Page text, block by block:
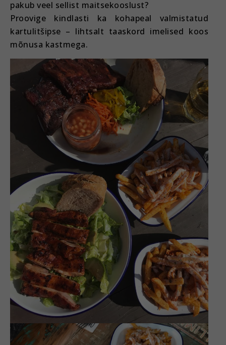
pakub veel sellist maitsekooslust?
Proovige kindlasti ka kohapeal valmistatud
kartulitšipse – lihtsalt taaskord imelised koos
mõnusa kastmega.